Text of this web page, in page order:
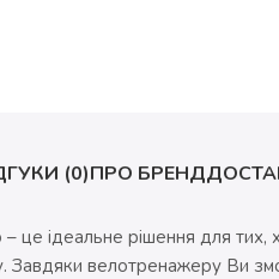
(0)ПРО БРЕНД
це ідеальне рішення для тих,
Завдяки велотренажеру Ви